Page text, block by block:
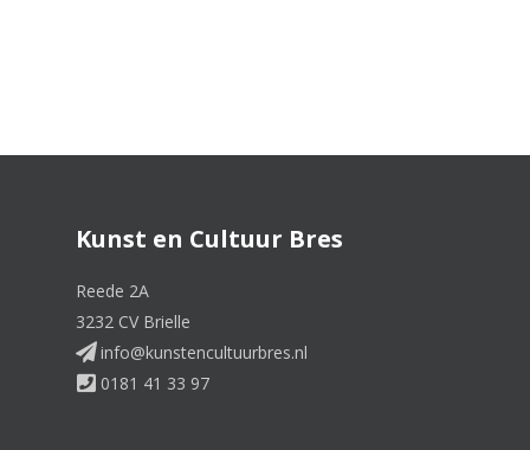
Kunst en Cultuur Bres
Reede 2A
3232 CV Brielle
info@kunstencultuurbres.nl
0181 41 33 97